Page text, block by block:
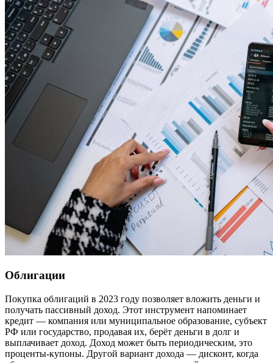
Облигации
Покупка облигаций в 2023 году позволяет вложить деньги и
получать пассивный доход. Этот инструмент напоминает
кредит — компания или муниципальное образование, субъект
РФ или государство, продавая их, берёт деньги в долг и
выплачивает доход. Доход может быть периодическим, это
проценты-купоны. Другой вариант дохода — дисконт, когда